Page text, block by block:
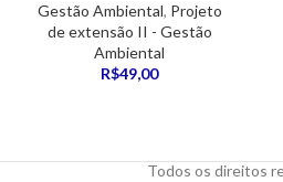
Gestão Ambiental, Projeto
de extensão II - Gestão
Ambiental
R$49,00
Todos os direitos